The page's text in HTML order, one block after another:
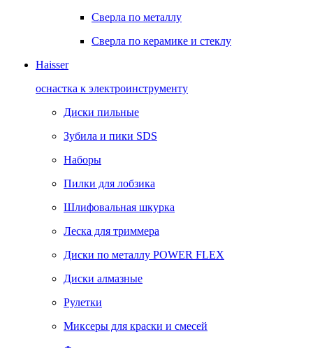
Сверла по металлу
Сверла по керамике и стеклу
Haisser
оснастка к электроинструменту
Диски пильные
Зубила и пики SDS
Наборы
Пилки для лобзика
Шлифовальная шкурка
Леска для триммера
Диски по металлу POWER FLEX
Диски алмазные
Рулетки
Миксеры для краски и смесей